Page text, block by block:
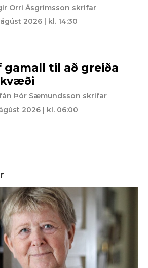
Orri Ásgrímsson skrifar
2026 | kl. 14:30
gamall til að greiða
Þór Sæmundsson skrifar
2026 | kl. 06:00